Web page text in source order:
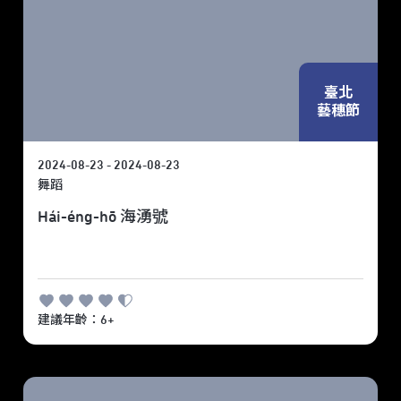
臺北
藝穗節
2024-08-23 - 2024-08-23
舞蹈
Hái-éng-hō 海湧號
建議年齡：6+